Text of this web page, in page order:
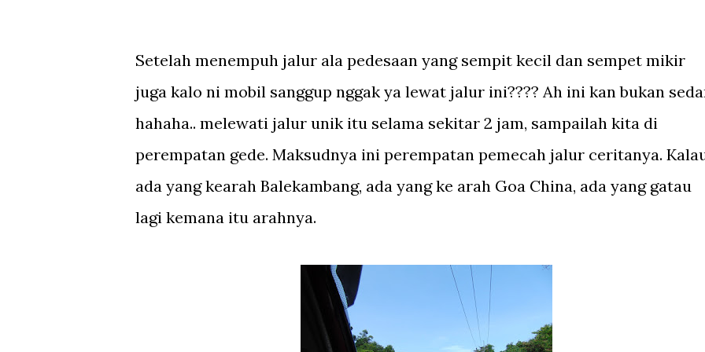
Setelah menempuh jalur ala pedesaan yang sempit kecil dan sempet mikir
juga kalo ni mobil sanggup nggak ya lewat jalur ini???? Ah ini kan bukan
hahaha.. melewati jalur unik itu selama sekitar 2 jam, sampailah kita di
perempatan gede. Maksudnya ini perempatan pemecah jalur ceritanya.
ada yang kearah Balekambang, ada yang ke arah Goa China, ada yang gatau
lagi kemana itu arahnya.